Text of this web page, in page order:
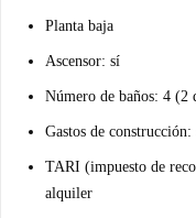
Planta baja
Ascensor: sí
Número de baños: 4 (2
Gastos de
TARI (impuesto de
alquiler